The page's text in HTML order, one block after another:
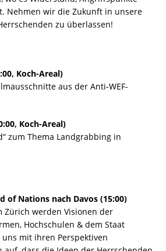
Nehmen wir die Zukunft in unsere
zu überlassen!
Koch-Areal)
aus der Anti-WEF-
Koch-Areal)
zum Thema Landgrabbing in
of Nations nach Davos (15:00)
Zürich werden Visionen der
Hochschulen & dem Staat
mit ihren Perspektiven